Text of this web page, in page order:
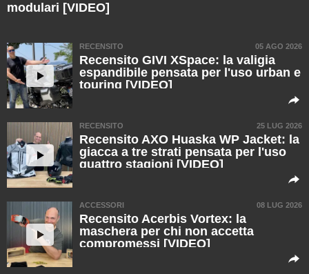
modulari [VIDEO]
RECENSITO 05 AGO 2026
Recensito GIVI XSpace: la valigia
espandibile pensata per l'uso urban e
touring [VIDEO]
RECENSITO 25 LUG 2026
Recensito AXO Huaska WP Jacket: la
giacca a tre strati pensata per l'uso
quattro stagioni [VIDEO]
ACCESSORI 08 LUG 2026
Recensito Acerbis Vortex: la
maschera per chi non accetta
compromessi [VIDEO]